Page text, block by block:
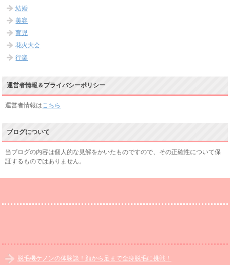
結婚
美容
育児
花火大会
行楽
運営者情報＆プライバシーポリシー
運営者情報はこちら
ブログについて
当ブログの内容は個人的な見解をかいたものですので、その正確性について保
証するものではありません。
脱毛機ケノンの体験談！顔から足まで全身脱毛に挑戦！